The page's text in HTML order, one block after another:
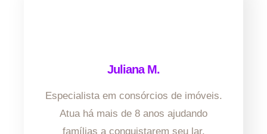
Juliana M.
Especialista em consórcios de imóveis.
Atua há mais de 8 anos ajudando
famílias a conquistarem seu lar.